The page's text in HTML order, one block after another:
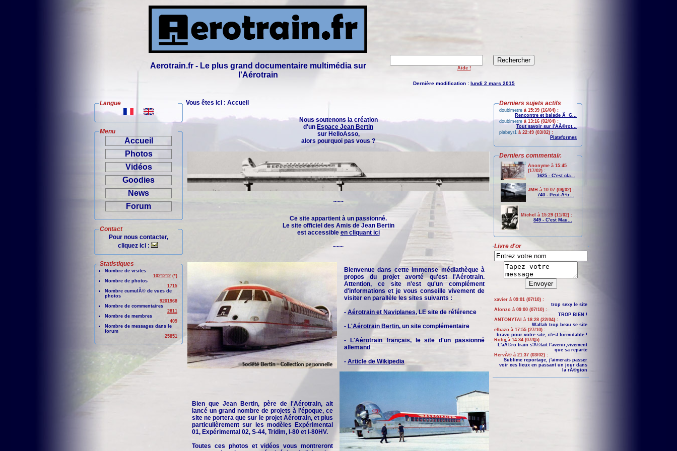
Aerotrain.fr - Le plus grand documentaire multimédia sur
l'Aérotrain
Aide !
Dernière modification : lundi 2 mars 2015
Langue
Menu
Accueil
Photos
Vidéos
Goodies
News
Forum
Contact
Pour nous contacter,
cliquez ici :
Statistiques
Nombre de visites
1021212 (*)
Nombre de photos
1715
Nombre cumulÃ© de vues de
photos
9201968
Nombre de commentaires
2811
Nombre de membres
409
Nombre de messages dans le
forum
25851
Vous êtes ici : Accueil
Nous soutenons la création
d'un Espace Jean Bertin
sur HelloAsso,
alors pourquoi pas vous ?
~~~
Ce site appartient à un passionné.
Le site officiel des Amis de Jean Bertin
est accessible en cliquant ici
~~~
Bienvenue dans cette immense médiathèque à
propos du projet avorté qu'est l'Aérotrain.
Attention, ce site n'est qu'un complément
d'informations et je vous conseille vivement de
visiter en parallèle les sites suivants :
- Aérotrain et Naviplanes, LE site de référence
- L'Aérotrain Bertin, un site complémentaire
-
L'Aérotrain français, le site d'un passionné
allemand
- Article de Wikipedia
Bien que Jean Bertin, père de l'Aérotrain, ait
lancé un grand nombre de projets à l'époque, ce
site ne portera que sur le projet Aérotrain, et plus
particulièrement sur les modèles Expérimental
01, Expérimental 02, S-44, Tridim, I-80 et I-80HV.
Toutes ces photos et vidéos vous montreront
Derniers sujets actifs
doublmetre à 15:39 (16/04) :
Rencontre et balade Ã G...
doublmetre à 13:16 (02/04) :
Tout savoir sur l'AÃ©rot...
plabeyr1 à 22:49 (03/02) :
Plateformes
Derniers commentair.
Anonyme à 15:45
(17/02) :
1625 - C'est cla...
JMH à 10:07 (08/02) :
740 - Peut-Ãªtr...
Michel à 15:29 (11/02) :
849 - C'est Mau...
Livre d'or
xavier à 09:01 (07/10) :
trop sexy le site
Alonzo à 09:00 (07/10) :
TROP BIEN !
ANTONYTAI à 18:28 (22/04) :
Wallah trop beau se site
elbazo à 17:55 (27/10) :
bravo pour votre site, c'est formidable !
Roby à 14:34 (07/05) :
L'aÃ©ro train s'Ã©tait l'avenir,vivement
que sa reparte
HervÃ© à 21:37 (03/02) :
Sublime reportage, j'aimerais passer
voir ces lieux en passant un jour dans
la rÃ©gion